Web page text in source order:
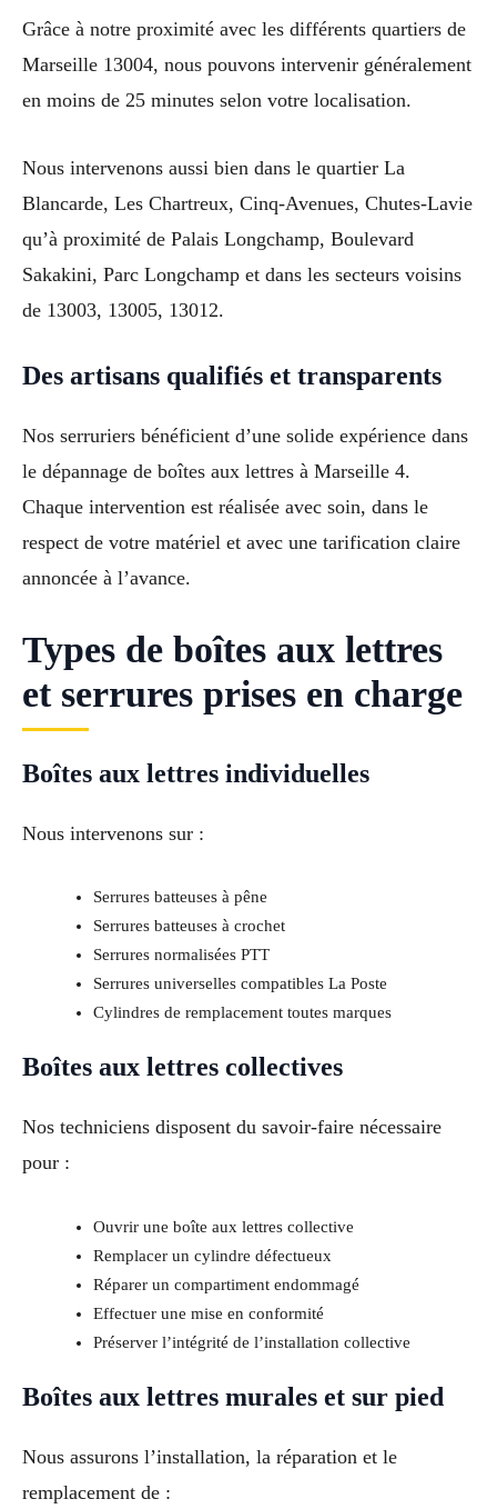
Grâce à notre proximité avec les différents quartiers de
Marseille 13004, nous pouvons intervenir généralement
en moins de 25 minutes selon votre localisation.
Nous intervenons aussi bien dans le quartier La
Blancarde, Les Chartreux, Cinq-Avenues, Chutes-Lavie
qu’à proximité de Palais Longchamp, Boulevard
Sakakini, Parc Longchamp et dans les secteurs voisins
de 13003, 13005, 13012.
Des artisans qualifiés et transparents
Nos serruriers bénéficient d’une solide expérience dans
le dépannage de boîtes aux lettres à Marseille 4.
Chaque intervention est réalisée avec soin, dans le
respect de votre matériel et avec une tarification claire
annoncée à l’avance.
Types de boîtes aux lettres
et serrures prises en charge
Boîtes aux lettres individuelles
Nous intervenons sur :
Serrures batteuses à pêne
Serrures batteuses à crochet
Serrures normalisées PTT
Serrures universelles compatibles La Poste
Cylindres de remplacement toutes marques
Boîtes aux lettres collectives
Nos techniciens disposent du savoir-faire nécessaire
pour :
Ouvrir une boîte aux lettres collective
Remplacer un cylindre défectueux
Réparer un compartiment endommagé
Effectuer une mise en conformité
Préserver l’intégrité de l’installation collective
Boîtes aux lettres murales et sur pied
Nous assurons l’installation, la réparation et le
remplacement de :